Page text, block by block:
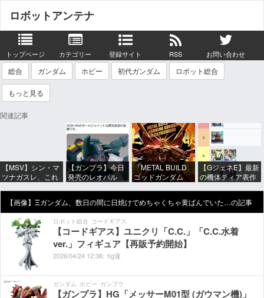
ロボットアンテナ
トップページ カテゴリー 登録サイト RSS お問い合わせ
総合 ガンダム ホビー 初代ガンダム ロボット総合
もっと見る
関連記事
【MSV】シン・マ
ツナガスレ、これ
【ガンプラ】今日
発売のレオパル
「METAL BUILD
ゴッドガンダム
ンジ強いな
【GジェネE】最新
の機体ティア表作
【画像】Ξガンダム、数日の間に日焼けでめちゃくちゃ黄ばんでいた…の記事
ロボット総合 コードギアス
【コードギアス】ユニクリ「C.C.」「C.C.水着
ver.」フィギュア【再販予約開始】
2026/04/24 12:38: fig速
ガンダム ホビー ガンプラ
【ガンプラ】HG「メッサーM01型 (ガウマン機)」